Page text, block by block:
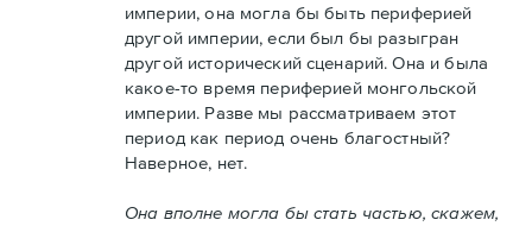
империи, она могла бы быть периферией
другой империи, если был бы разыгран
другой исторический сценарий. Она и была
какое-то время периферией монгольской
империи. Разве мы рассматриваем этот
период как период очень благостный?
Наверное, нет.
Она вполне могла бы стать частью, скажем,